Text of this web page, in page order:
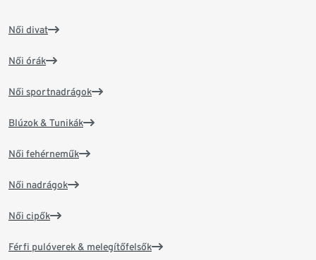
Női divat
Női órák
Női sportnadrágok
Blúzok & Tunikák
Női fehérneműk
Női nadrágok
Női cipők
Férfi pulóverek & melegítőfelsők